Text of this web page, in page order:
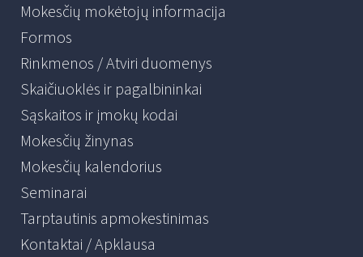
Mokesčių mokėtojų informacija
Formos
Rinkmenos / Atviri duomenys
Skaičiuoklės ir pagalbininkai
Sąskaitos ir įmokų kodai
Mokesčių žinynas
Mokesčių kalendorius
Seminarai
Tarptautinis apmokestinimas
Kontaktai / Apklausa